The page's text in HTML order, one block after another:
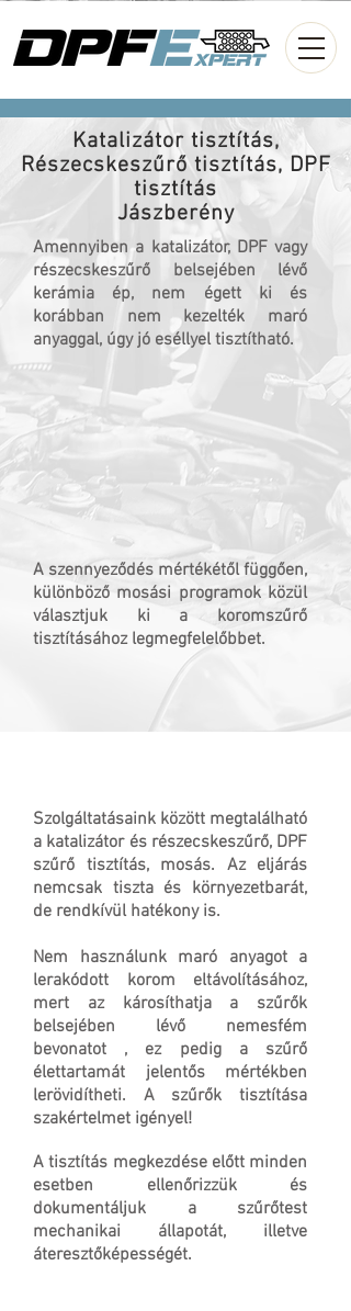
Katalizátor tisztítás,
Részecskeszűrő tisztítás, DPF
tisztítás
Jászberény
Amennyiben a katalizátor, DPF vagy
részecskeszűrő belsejében lévő
kerámia ép, nem égett ki és
korábban nem kezelték maró
anyaggal, úgy jó eséllyel tisztítható.
A szennyeződés mértékétől függően,
különböző mosási programok közül
választjuk ki a koromszűrő
tisztításához legmegfelelőbbet.
Szolgáltatásaink között megtalálható
a katalizátor és részecskeszűrő, DPF
szűrő tisztítás, mosás. Az eljárás
nemcsak tiszta és környezetbarát,
de rendkívül hatékony is.
Nem használunk maró anyagot a
lerakódott korom eltávolításához,
mert az károsíthatja a szűrők
belsejében lévő nemesfém
bevonatot , ez pedig a szűrő
élettartamát jelentős mértékben
lerövidítheti. A szűrők tisztítása
szakértelmet igényel!
A tisztítás megkezdése előtt minden
esetben ellenőrizzük és
dokumentáljuk a szűrőtest
mechanikai állapotát, illetve
áteresztőképességét.